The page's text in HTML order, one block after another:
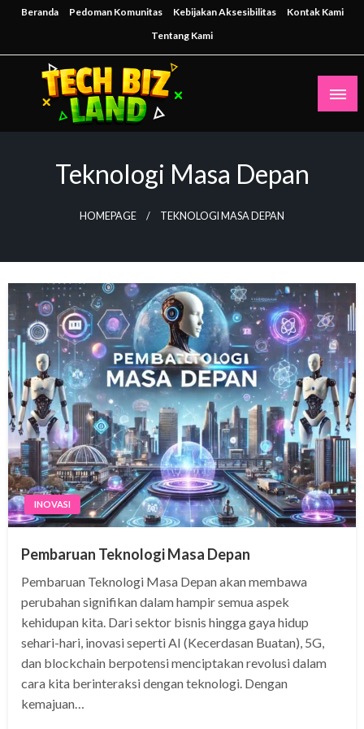
SkipBeranda Pedoman Komunitas Kebijakan Aksesibilitas
Kontak Kami
Tentang Kami
Inspirasi Teknologi untuk Masa Depan Bisnis
Teknologi Masa Depan
HOMEPAGE TEKNOLOGI MASA DEPAN
INOVASI
Pembaruan Teknologi Masa Depan
Pembaruan Teknologi Masa Depan akan membawa
perubahan signifikan dalam hampir semua aspek
kehidupan kita. Dari sektor bisnis hingga gaya hidup
sehari-hari, inovasi seperti AI (Kecerdasan Buatan), 5G,
dan blockchain berpotensi menciptakan revolusi dalam
cara kita berinteraksi dengan teknologi. Dengan
kemajuan…